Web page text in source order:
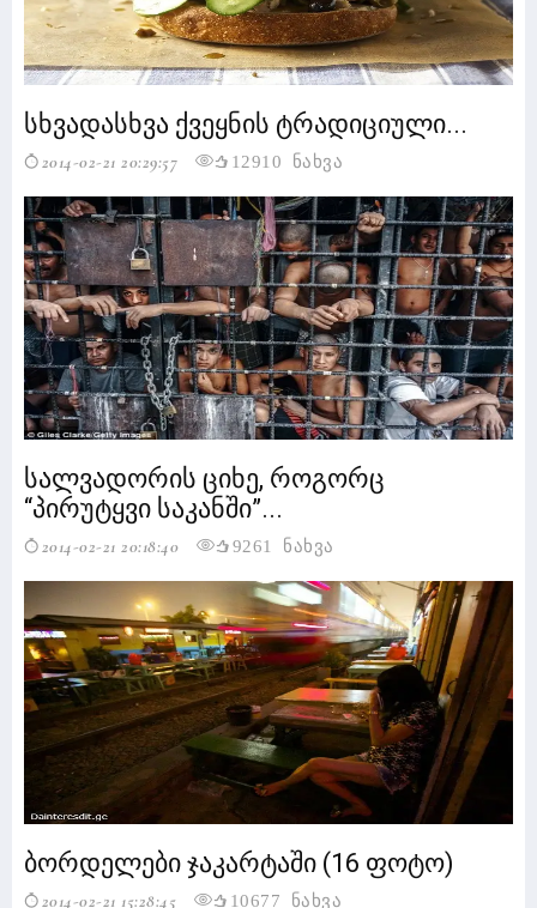
სხვადასხვა ქვეყნის ტრადიციული...
2014-02-21 20:29:57 12910 ნახვა
სალვადორის ციხე, როგორც
“პირუტყვი საკანში”...
2014-02-21 20:18:40 9261 ნახვა
ბორდელები ჯაკარტაში (16 ფოტო)
2014-02-21 15:28:45 10677 ნახვა